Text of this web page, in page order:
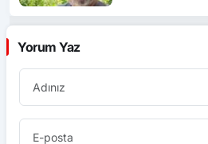
Yorum Yaz